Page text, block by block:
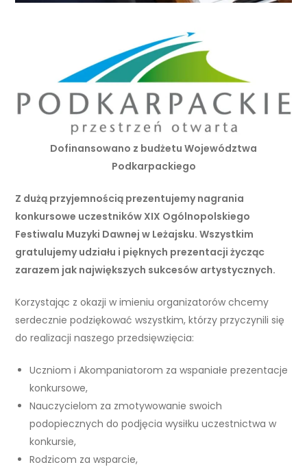
Dofinansowano z budżetu Województwa
Podkarpackiego
Z dużą przyjemnością prezentujemy nagrania
konkursowe uczestników XIX Ogólnopolskiego
Festiwalu Muzyki Dawnej w Leżajsku. Wszystkim
gratulujemy udziału i pięknych prezentacji życząc
zarazem jak największych sukcesów artystycznych.
Korzystając z okazji w imieniu organizatorów chcemy
serdecznie podziękować wszystkim, którzy przyczynili się
do realizacji naszego przedsięwzięcia:
Uczniom i Akompaniatorom za wspaniałe prezentacje
konkursowe,
Nauczycielom za zmotywowanie swoich
podopiecznych do podjęcia wysiłku uczestnictwa w
konkursie,
Rodzicom za wsparcie,